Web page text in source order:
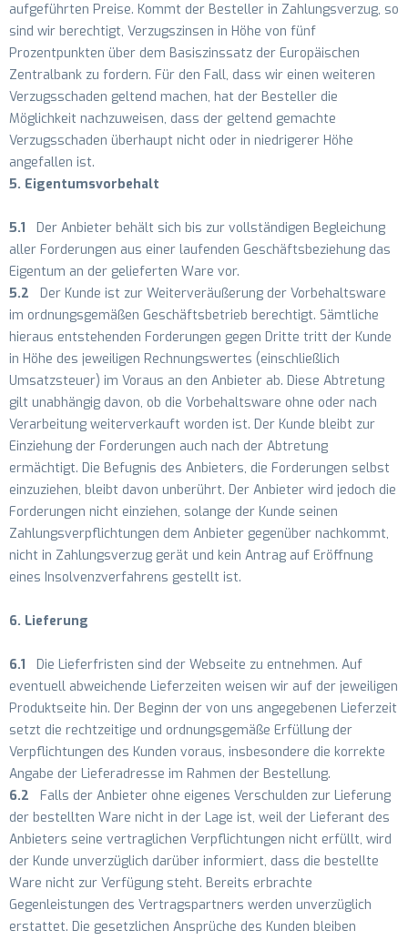
aufgeführten Preise. Kommt der Besteller in Zahlungsverzug, so
sind wir berechtigt, Verzugszinsen in Höhe von fünf
Prozentpunkten über dem Basiszinssatz der Europäischen
Zentralbank zu fordern. Für den Fall, dass wir einen weiteren
Verzugsschaden geltend machen, hat der Besteller die
Möglichkeit nachzuweisen, dass der geltend gemachte
Verzugsschaden überhaupt nicht oder in niedrigerer Höhe
angefallen ist.
5. Eigentumsvorbehalt
5.1 Der Anbieter behält sich bis zur vollständigen Begleichung
aller Forderungen aus einer laufenden Geschäftsbeziehung das
Eigentum an der gelieferten Ware vor.
5.2 Der Kunde ist zur Weiterveräußerung der Vorbehaltsware
im ordnungsgemäßen Geschäftsbetrieb berechtigt. Sämtliche
hieraus entstehenden Forderungen gegen Dritte tritt der Kunde
in Höhe des jeweiligen Rechnungswertes (einschließlich
Umsatzsteuer) im Voraus an den Anbieter ab. Diese Abtretung
gilt unabhängig davon, ob die Vorbehaltsware ohne oder nach
Verarbeitung weiterverkauft worden ist. Der Kunde bleibt zur
Einziehung der Forderungen auch nach der Abtretung
ermächtigt. Die Befugnis des Anbieters, die Forderungen selbst
einzuziehen, bleibt davon unberührt. Der Anbieter wird jedoch die
Forderungen nicht einziehen, solange der Kunde seinen
Zahlungsverpflichtungen dem Anbieter gegenüber nachkommt,
nicht in Zahlungsverzug gerät und kein Antrag auf Eröffnung
eines Insolvenzverfahrens gestellt ist.
6. Lieferung
6.1 Die Lieferfristen sind der Webseite zu entnehmen. Auf
eventuell abweichende Lieferzeiten weisen wir auf der jeweiligen
Produktseite hin. Der Beginn der von uns angegebenen Lieferzeit
setzt die rechtzeitige und ordnungsgemäße Erfüllung der
Verpflichtungen des Kunden voraus, insbesondere die korrekte
Angabe der Lieferadresse im Rahmen der Bestellung.
6.2 Falls der Anbieter ohne eigenes Verschulden zur Lieferung
der bestellten Ware nicht in der Lage ist, weil der Lieferant des
Anbieters seine vertraglichen Verpflichtungen nicht erfüllt, wird
der Kunde unverzüglich darüber informiert, dass die bestellte
Ware nicht zur Verfügung steht. Bereits erbrachte
Gegenleistungen des Vertragspartners werden unverzüglich
erstattet. Die gesetzlichen Ansprüche des Kunden bleiben